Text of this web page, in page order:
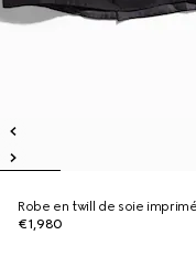
Robe en twill de soie imprimé
€1,980